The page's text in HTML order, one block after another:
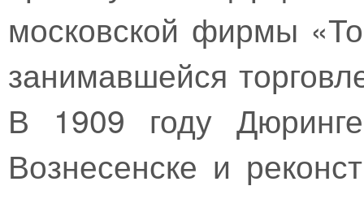
московской фирмы
занимавшейся
В 1909 году
Вознесенске и